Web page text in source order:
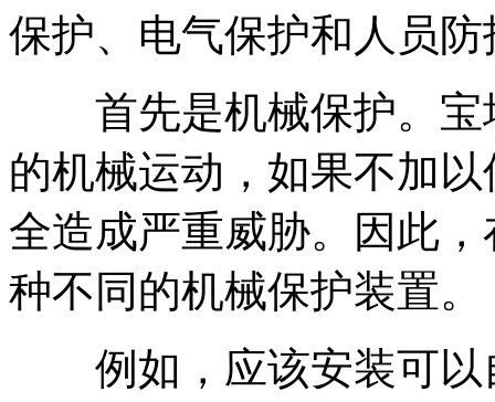
保护、电气保护和人员防
首先是机械保护。宝
的机械运动，如果不加
全造成严重威胁。因此
种不同的机械保护装置。
例如，应该安装可以